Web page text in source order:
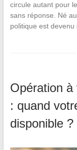
circule autant pour
sans réponse. Né
politique est
Opération
: quand
disponible ?